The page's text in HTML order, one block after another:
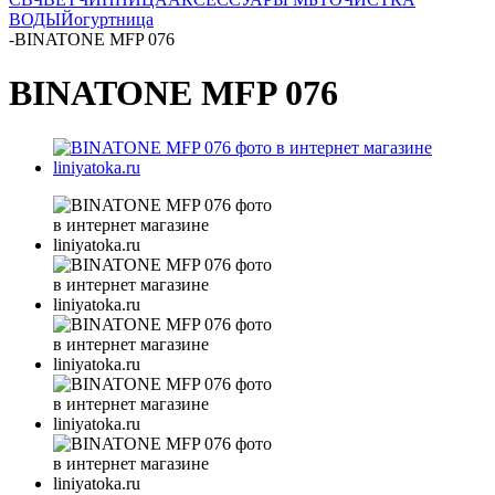
ВОДЫЙогуртница
-BINATONE MFP 076
BINATONE MFP 076